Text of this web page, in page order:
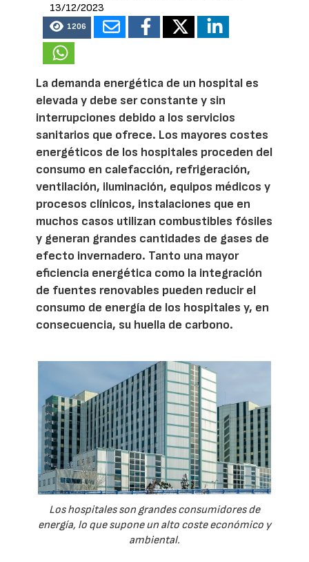
13/12/2023
1206
La demanda energética de un hospital es
elevada y debe ser constante y sin
interrupciones debido a los servicios
sanitarios que ofrece. Los mayores costes
energéticos de los hospitales proceden del
consumo en calefacción, refrigeración,
ventilación, iluminación, equipos médicos y
procesos clínicos, instalaciones que en
muchos casos utilizan combustibles fósiles
y generan grandes cantidades de gases de
efecto invernadero. Tanto una mayor
eficiencia energética como la integración
de fuentes renovables pueden reducir el
consumo de energía de los hospitales y, en
consecuencia, su huella de carbono.
Los hospitales son grandes consumidores de
energía, lo que supone un alto coste económico y
ambiental.